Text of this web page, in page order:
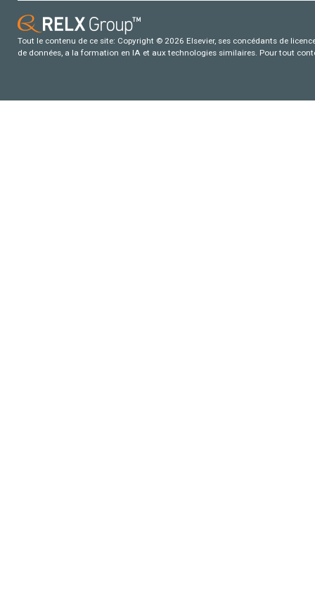
Tout le contenu de ce site: Copyright © 2026 Elsevier, ses concédants de
de données, a la formation en IA et aux technologies similaires. Pour tout